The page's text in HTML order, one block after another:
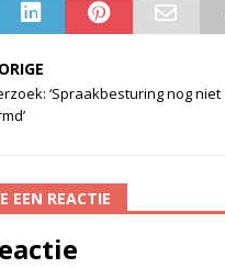
‘Spraakbesturing nog niet
EEN REACTIE